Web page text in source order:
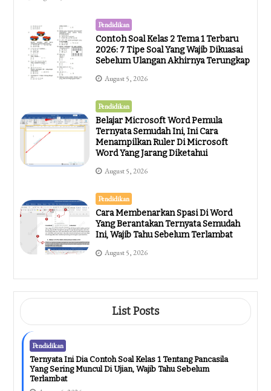
Pendidikan
Contoh Soal Kelas 2 Tema 1 Terbaru
2026: 7 Tipe Soal Yang Wajib Dikuasai
Sebelum Ulangan Akhirnya Terungkap
August 5, 2026
Pendidikan
Belajar Microsoft Word Pemula
Ternyata Semudah Ini, Ini Cara
Menampilkan Ruler Di Microsoft
Word Yang Jarang Diketahui
August 5, 2026
Pendidikan
Cara Membenarkan Spasi Di Word
Yang Berantakan Ternyata Semudah
Ini, Wajib Tahu Sebelum Terlambat
August 5, 2026
List Posts
Pendidikan
Ternyata Ini Dia Contoh Soal Kelas 1 Tentang Pancasila
Yang Sering Muncul Di Ujian, Wajib Tahu Sebelum
Terlambat